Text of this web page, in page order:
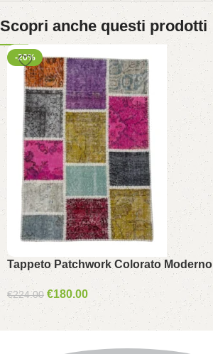
Scopri anche questi prodotti
-20%
Tappeto Patchwork Colorato Moderno
€224.00 €180.00